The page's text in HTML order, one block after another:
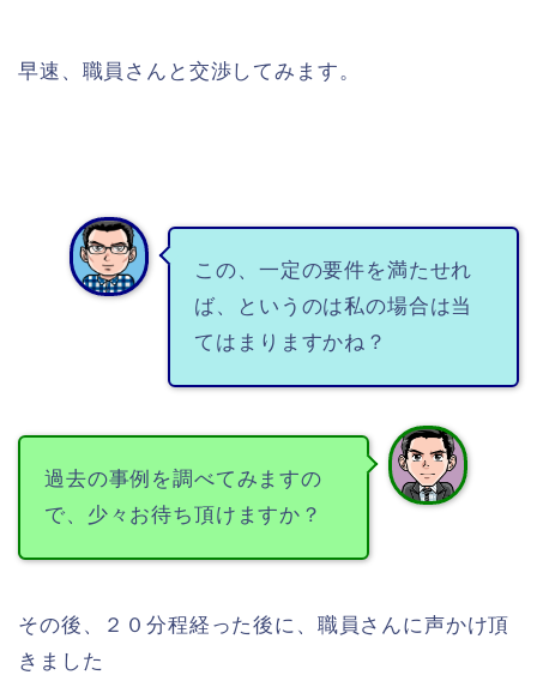
早速、職員さんと交渉してみます。
この、一定の要件を満たせれ
ば、というのは私の場合は当
てはまりますかね？
過去の事例を調べてみますの
で、少々お待ち頂けますか？
その後、２０分程経った後に、職員さんに声かけ頂
きました